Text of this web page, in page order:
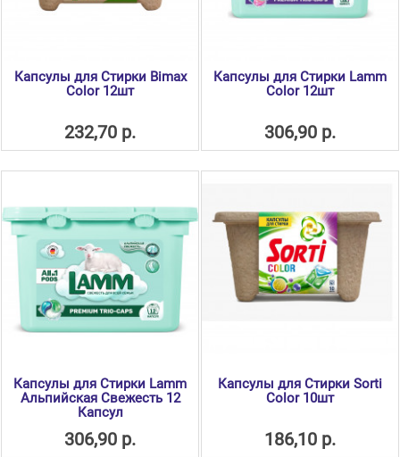
Капсулы для Стирки Bimax
Color 12шт
232,70 р.
Капсулы для Стирки Lamm
Color 12шт
306,90 р.
Капсулы для Стирки Lamm
Альпийская Свежесть 12
Капсул
306,90 р.
Капсулы для Стирки Sorti
Color 10шт
186,10 р.